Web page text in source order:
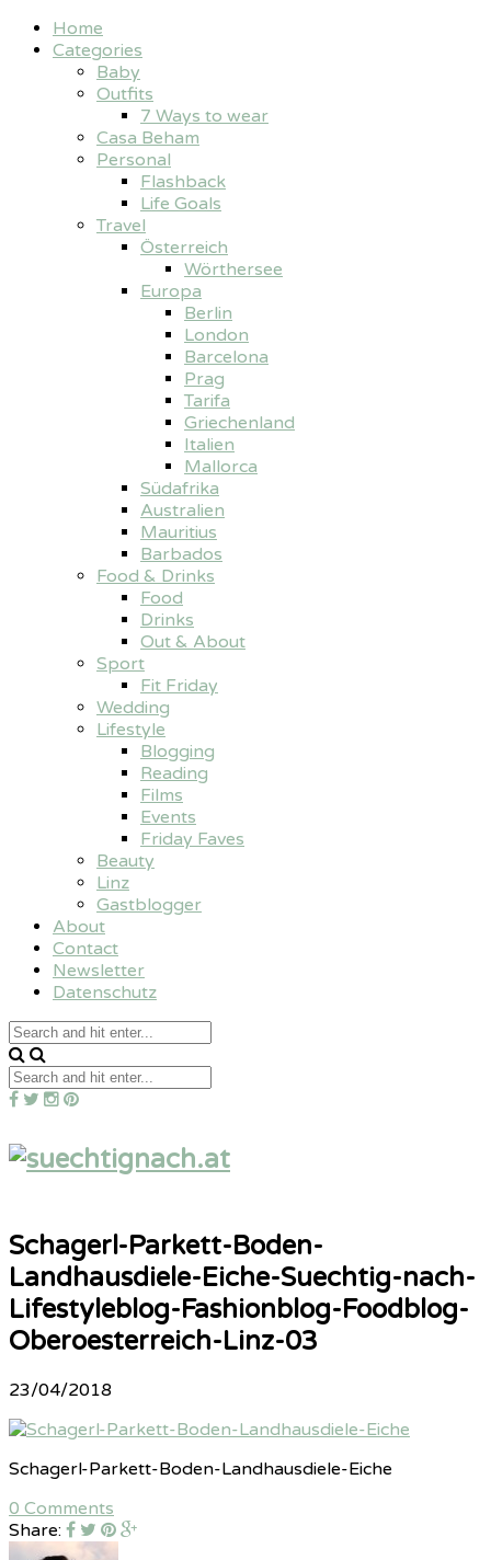
Home
Categories
Baby
Outfits
7 Ways to wear
Casa Beham
Personal
Flashback
Life Goals
Travel
Österreich
Wörthersee
Europa
Berlin
London
Barcelona
Prag
Tarifa
Griechenland
Italien
Mallorca
Südafrika
Australien
Mauritius
Barbados
Food & Drinks
Food
Drinks
Out & About
Sport
Fit Friday
Wedding
Lifestyle
Blogging
Reading
Films
Events
Friday Faves
Beauty
Linz
Gastblogger
About
Contact
Newsletter
Datenschutz
Schagerl-Parkett-Boden-
Landhausdiele-Eiche-Suechtig-nach-
Lifestyleblog-Fashionblog-Foodblog-
Oberoesterreich-Linz-03
23/04/2018
Schagerl-Parkett-Boden-Landhausdiele-Eiche
0 Comments
Share: